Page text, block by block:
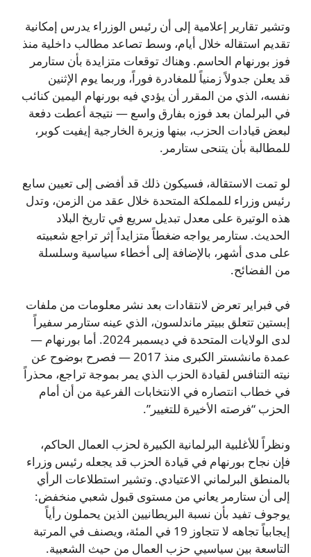
وتشير تقارير إعلامية إلى أن رئيس الوزراء يدرس إمكانية
تقديم استقاله خلال أيام، وسط تصاعد مطالب داخلية منذ
فوز بورنهام الحاسم. وهناك توقعات متزايدة بأن ستارمر
قد يعلن جدولاً زمنياً للمغادرة فوراً، وربما يوم الإثنين
نفسه، الذي من المقرر أن يؤدي فيه بورنهام اليمين كنائب
في البرلمان بعد فوزه بفارق واسع — نتيجة أعطت دفعة
لبعض قيادات الحزب، بينها وزيرة الخارجية إيفيت كوبر،
للمطالبة بأن يتنحى ستارمر.
لو تمت الاستقالة، فسيكون ذلك قد أفضى إلى تعيين سابع
رئيس وزراء للمملكة المتحدة خلال عقد من الزمن، وتدل
هذه الوتيرة على معدل تبديل سريع في تاريخ البلاد
الحديث. ستارمر يواجه ضغطاً متزايداً إثر تراجع شعبيته
على مدى أشهر، بالإضافة إلى أخطاء سياسية وسلسلة
من الفضائح.
في فبراير تعرض لانتقادات بعد نشر معلومات من ملفات
إبستين تتعلق ببيتر ماندلسون، الذي عينه ستارمر سفيراً
لدى الولايات المتحدة في ديسمبر 2024. أما بورنهام —
عمدة مانشستر الكبرى منذ 2017 — فصرح بوضوح عن
نيته التنافس لقيادة الحزب الذي يمر بموجة تراجع، محذراً
في خطاب انتصاره في الانتخابات الفرعية من أن أمام
الحزب “فرصته الأخيرة للتغيير”.
ونظراً للأغلبية البرلمانية الكبيرة لحزب العمال الحاكم،
فإن نجاح بورنهام في قيادة الحزب قد يجعله رئيس وزراء
بالمنطق البرلماني الاعتيادي. وتشير استطلاعات الرأي
إلى أن ستارمر يعاني من مستوى قبول شعبي منخفض:
يوجوف تفيد بأن نسبة البريطانيين الذين يحملون رأياً
إيجابياً تجاهه لا تتجاوز 19 في المئة، ويصنف في المرتبة
التاسعة بين سياسيي حزب العمال من حيث الشعبية.